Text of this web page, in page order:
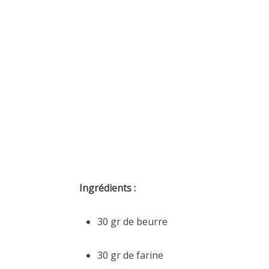
Ingrédients :
30 gr de beurre
30 gr de farine